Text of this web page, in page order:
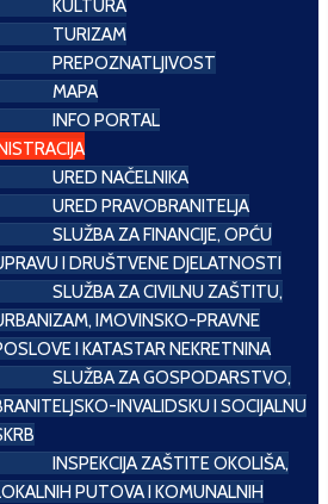
KULTURA
TURIZAM
PREPOZNATLJIVOST
MAPA
INFO PORTAL
URED NAČELNIKA
URED PRAVOBRANITELJA
SLUŽBA ZA FINANCIJE, OPĆU
I DRUŠTVENE DJELATNOSTI
SLUŽBA ZA CIVILNU ZAŠTITU,
IMOVINSKO-PRAVNE
I KATASTAR NEKRETNINA
SLUŽBA ZA GOSPODARSTVO,
INVALIDSKU I SOCIJALNU
INSPEKCIJA ZAŠTITE OKOLIŠA,
PUTOVA I KOMUNALNIH